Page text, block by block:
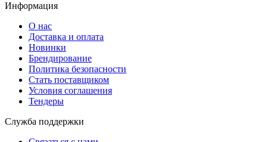
Информация
О нас
Доставка и оплата
Новинки
Брендирование
Политика безопасности
Стать поставщиком
Условия соглашения
Тендеры
Служба поддержки